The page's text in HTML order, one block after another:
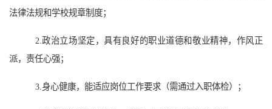
法律法规和学校规章制度；
2.政治立场坚定，具有良好的职业道德和敬业精神，作风正
派，责任心强；
3.身心健康，能适应岗位工作要求（需通过入职体检）；